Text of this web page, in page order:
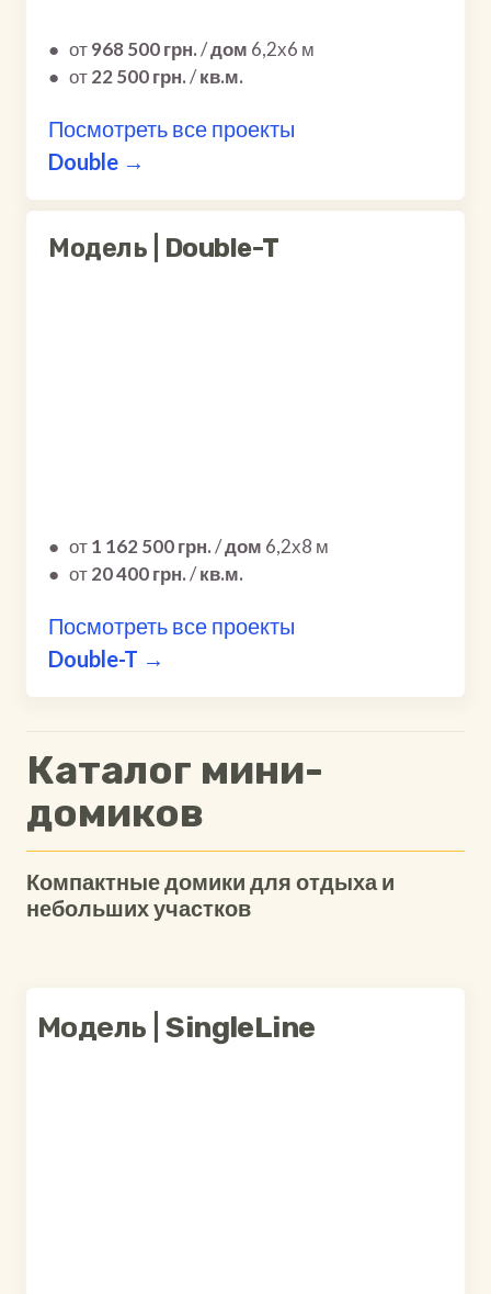
● от968 500 грн./дом 6,2х6 м
● от22 500 грн./кв.м.
Посмотреть все проекты
Double →
Модель | Double-T
● от1 162 500 грн./дом 6,2х8 м
● от20 400 грн./кв.м.
Посмотреть все проекты
Double-T →
Каталог мини-
домиков
Компактные домики для отдыха и
небольших участков
Модель |SingleLine